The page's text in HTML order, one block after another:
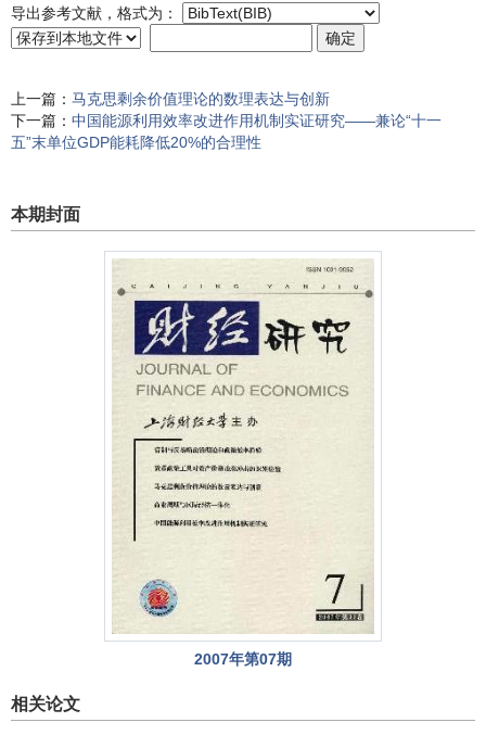
导出参考文献，格式为：
上一篇： 马克思剩余价值理论的数理表达与创新
下一篇： 中国能源利用效率改进作用机制实证研究——兼论“十一
五”末单位GDP能耗降低20%的合理性
本期封面
2007年第07期
相关论文